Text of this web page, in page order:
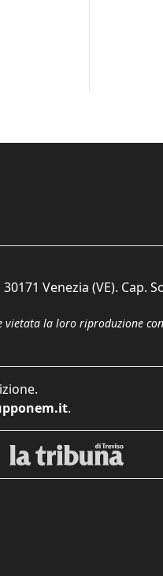
Venezia (VE). Cap.
la loro riproduzione
.